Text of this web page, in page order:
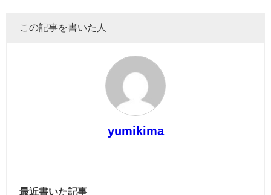
この記事を書いた人
yumikima
最近書いた記事